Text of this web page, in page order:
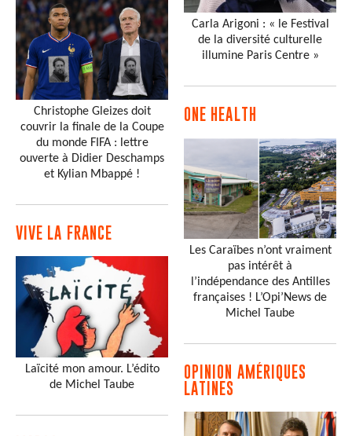
Christophe Gleizes doit
couvrir la finale de la Coupe
du monde FIFA : lettre
ouverte à Didier Deschamps
et Kylian Mbappé !
VIVE LA FRANCE
Laïcité mon amour. L’édito
de Michel Taube
Carla Arigoni : « le Festival
de la diversité culturelle
illumine Paris Centre »
ONE HEALTH
Les Caraïbes n’ont vraiment
pas intérêt à
l’indépendance des Antilles
françaises ! L’Opi’News de
Michel Taube
OPINION AMÉRIQUES
LATINES